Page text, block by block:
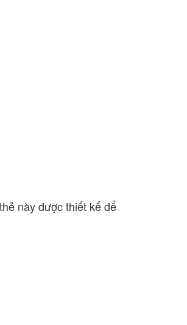
này được thiết kế để